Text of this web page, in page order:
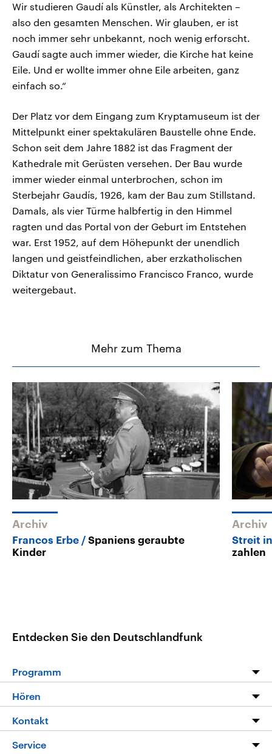
Wir studieren Gaudí als Künstler, als Architekten –
also den gesamten Menschen. Wir glauben, er ist
noch immer sehr unbekannt, noch wenig erforscht.
Gaudí sagte auch immer wieder, die Kirche hat keine
Eile. Und er wollte immer ohne Eile arbeiten, ganz
einfach so.“
Der Platz vor dem Eingang zum Kryptamuseum ist der
Mittelpunkt einer spektakulären Baustelle ohne Ende.
Schon seit dem Jahre 1882 ist das Fragment der
Kathedrale mit Gerüsten versehen. Der Bau wurde
immer wieder einmal unterbrochen, schon im
Sterbejahr Gaudís, 1926, kam der Bau zum Stillstand.
Damals, als vier Türme halbfertig in den Himmel
ragten und das Portal von der Geburt im Entstehen
war. Erst 1952, auf dem Höhepunkt der unendlich
langen und geistfeindlichen, aber erzkatholischen
Diktatur von Generalissimo Francisco Franco, wurde
weitergebaut.
Mehr zum Thema
Archiv
Francos Erbe
Spaniens geraubte
Kinder
Archiv
Streit
zahlen
Entdecken Sie den Deutschlandfunk
Programm
Programm
Die Nachrichten
Nachrichtenleicht
Hören
Livestream
Kontakt
Hörerservice
Service